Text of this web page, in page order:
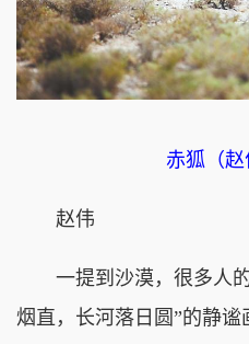
赤狐（赵
赵伟
一提到沙漠，很多人的
烟直，长河落日圆”的静谧